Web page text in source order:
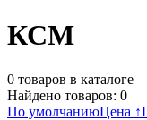
КСМ
0 товаров в каталоге
Найдено товаров: 0
По умолчаниюЦена ↑